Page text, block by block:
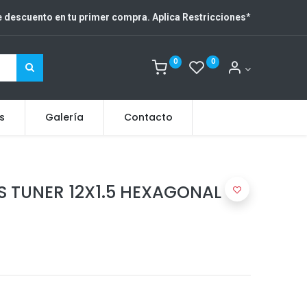
descuento en tu primer compra. Aplica Restricciones*
0 0
Galería Contacto
TUNER 12X1.5 HEXAGONAL